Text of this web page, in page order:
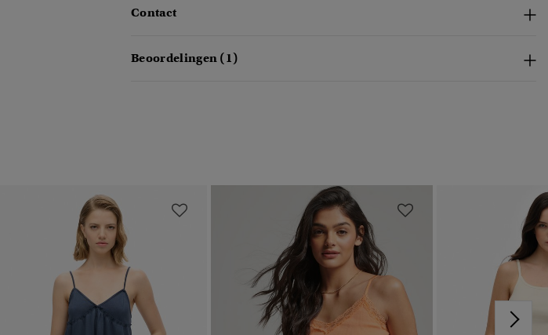
Contact
Beoordelingen (1)